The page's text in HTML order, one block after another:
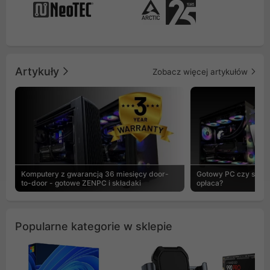
Artykuły Zobacz więcej artykułów
Komputery z gwarancją 36 miesięcy door-
to-door - gotowe ZENPC i składaki
Gotowy PC czy
opłaca?
Popularne kategorie w sklepie